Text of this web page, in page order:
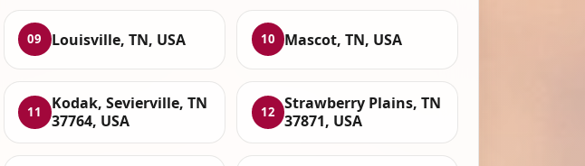
09 Louisville, TN, USA 10 Mascot, TN, USA
11
Kodak, Sevierville, TN
37764, USA
12
Strawberry Plains, TN
37871, USA